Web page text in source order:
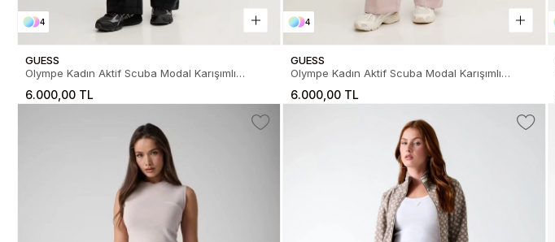
4
GUESS
Olympe Kadın Aktif Scuba Modal Karışımlı
6.000,00 TL
4
GUESS
Olympe Kadın Aktif Scuba Modal Karışımlı
6.000,00 TL